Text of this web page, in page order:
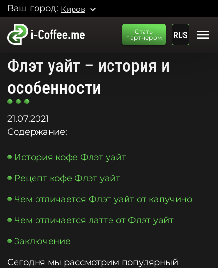
Ваш город: Киров expand_more
Стать
партнером
RUS menu
Флэт уайт – история и
особенности
21.07.2021
Содержание:
История кофе Флэт уайт
Рецепт кофе Флэт уайт
Чем отличается Флэт уайт от капучино
Чем отличается латте от Флэт уайт
Заключение
Сегодня мы рассмотрим популярный